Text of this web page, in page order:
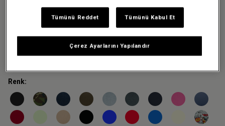
DAY PAK'R DOODLE FEST DARK
SIRT ÇANTASI
2.699,00 TL -%30
Renk:
Çerez Ayarlarını Yapılandır
Tümünü Reddet Tümünü Kabul Et